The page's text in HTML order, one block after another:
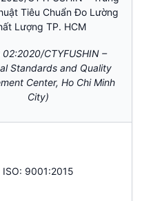
Tiêu Chuẩn Đo Lường
Lượng TP. HCM
02:2020/CTYFUSHIN –
Standards and Quality
Center, Ho Chi Minh
City)
ISO: 9001:2015